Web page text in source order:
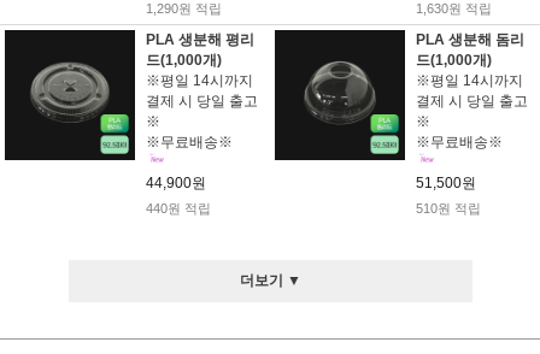
1,290원 적립 1,630원 적립
PLA 생분해 평리
드(1,000개)
※평일 14시까지
결제 시 당일 출고
※
※무료배송※
44,900원
440원 적립
PLA 생분해 돔리
드(1,000개)
※평일 14시까지
결제 시 당일 출고
※
※무료배송※
51,500원
510원 적립
더보기 ▼